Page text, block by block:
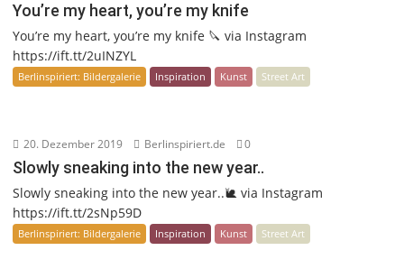
You’re my heart, you’re my knife
You’re my heart, you’re my knife 🔪 via Instagram
https://ift.tt/2uINZYL
Berlinspiriert: Bildergalerie Inspiration Kunst Street Art
20. Dezember 2019 Berlinspiriert.de 0
Slowly sneaking into the new year..
Slowly sneaking into the new year..🐌 via Instagram
https://ift.tt/2sNp59D
Berlinspiriert: Bildergalerie Inspiration Kunst Street Art